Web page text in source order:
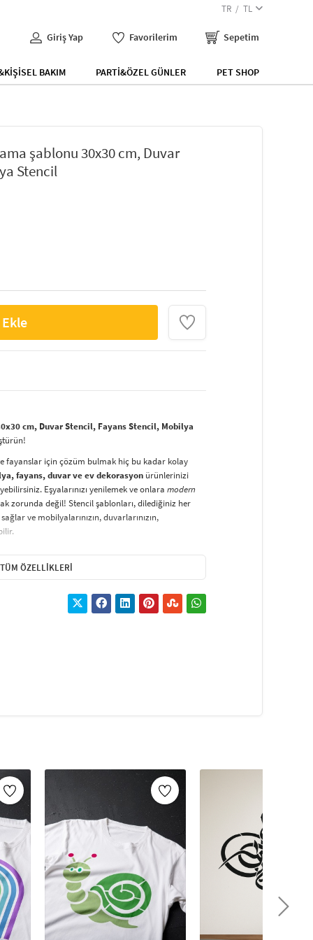
TR TL
Giriş Yap Favorilerim Sepetim
BAKIM PARTİ&ÖZEL GÜNLER PET SHOP
şablonu 30x30 cm, Duvar
Stencil
cm, Duvar Stencil, Fayans Stencil, Mobilya
fayanslar için çözüm bulmak hiç bu kadar kolay
fayans, duvar ve ev dekorasyon ürünlerinizi
Eşyalarınızı yenilemek ve onlara modern
zorunda değil! Stencil şablonları, dilediğiniz her
sağlar ve mobilyalarınızın, duvarlarınızın,
Evinizi, kişisel zevkinizle özelleştirebilir
El işi ve ev dekorasyonusevenler için stencil,
kullanılabilir. Özel hammaddeden üretilen
ÖZELLIKLERI